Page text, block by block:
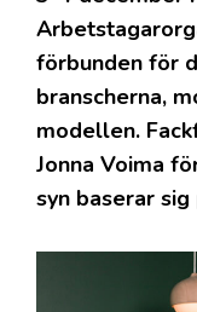
förbunden för
branscherna,
modellen.
Jonna Voima
syn baserar sig